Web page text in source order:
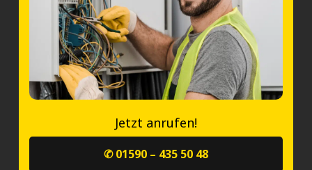
Jetzt anrufen!
✆ 01590 – 435 50 48